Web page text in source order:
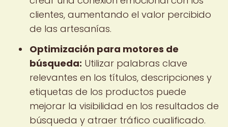
clientes, aumentando el valor percibido
de las artesanías.
Optimización para motores de
búsqueda: Utilizar palabras clave
relevantes en los títulos, descripciones y
etiquetas de los productos puede
mejorar la visibilidad en los resultados de
búsqueda y atraer tráfico cualificado.